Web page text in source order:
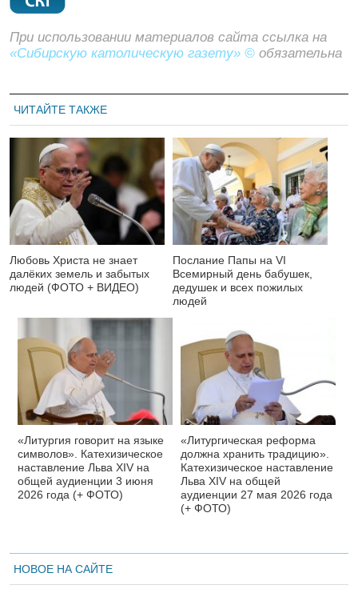
При использовании материалов сайта ссылка на
«Сибирскую католическую газету» © обязательна
ЧИТАЙТЕ ТАКЖЕ
Любовь Христа не знает
далёких земель и забытых
людей (ФОТО + ВИДЕО)
Послание Папы на VI
Всемирный день бабушек,
дедушек и всех пожилых
людей
«Литургия говорит на языке
символов». Катехизическое
наставление Льва XIV на
общей аудиенции 3 июня
2026 года (+ ФОТО)
«Литургическая реформа
должна хранить традицию».
Катехизическое наставление
Льва XIV на общей
аудиенции 27 мая 2026 года
(+ ФОТО)
НОВОЕ НА САЙТЕ